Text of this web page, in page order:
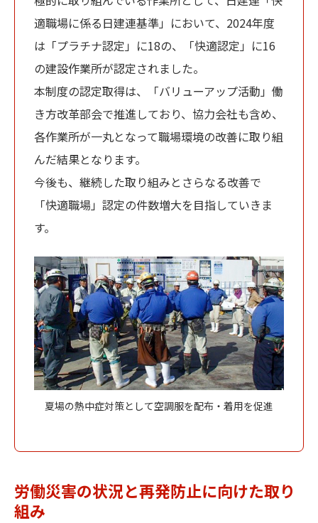
適職場に係る日建連基準」において、2024年度
は「プラチナ認定」に18の、「快適認定」に16
の建設作業所が認定されました。
本制度の認定取得は、「バリューアップ活動」働
き方改革部会で推進しており、協力会社も含め、
各作業所が一丸となって職場環境の改善に取り組
んだ結果となります。
今後も、継続した取り組みとさらなる改善で
「快適職場」認定の件数増大を目指していきま
す。
夏場の熱中症対策として空調服を配布・着用を促進
労働災害の状況と再発防止に向けた取り
組み